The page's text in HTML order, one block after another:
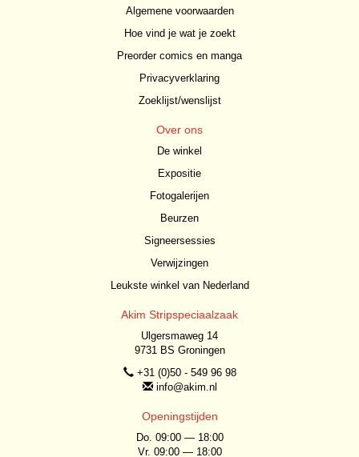
Algemene voorwaarden
Hoe vind je wat je zoekt
Preorder comics en manga
Privacyverklaring
Zoeklijst/wenslijst
Over ons
De winkel
Expositie
Fotogalerijen
Beurzen
Signeersessies
Verwijzingen
Leukste winkel van Nederland
Akim Stripspeciaalzaak
Ulgersmaweg 14
9731 BS Groningen
+31 (0)50 - 549 96 98
info@akim.nl
Openingstijden
Do. 09:00 — 18:00
Vr. 09:00 — 18:00